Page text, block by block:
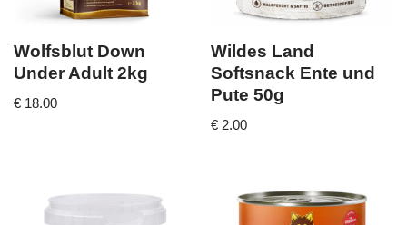
Wolfsblut Down
Under Adult 2kg
€ 18.00
Wildes Land
Softsnack Ente und
Pute 50g
€ 2.00